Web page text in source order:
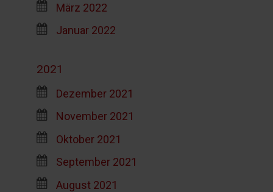
März 2022
Januar 2022
2021
Dezember 2021
November 2021
Oktober 2021
September 2021
August 2021